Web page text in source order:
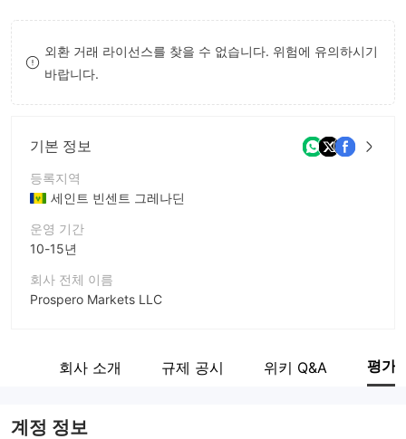
외환 거래 라이선스를 찾을 수 없습니다. 위험에 유의하시기
바랍니다.
기본 정보
등록지역
세인트 빈센트 그레나딘
운영 기간
10-15년
회사 전체 이름
Prospero Markets LLC
기업 직원
회사 소개 규제 공시 위키 Q&A 평가
계정 정보